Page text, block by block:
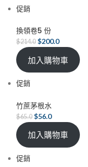
促銷
換領卷5 份
$214.0 $200.0
加入購物車
促銷
竹蔗茅根水
$65.0 $56.0
加入購物車
促銷